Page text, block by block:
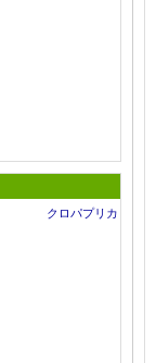
クロパプリカ